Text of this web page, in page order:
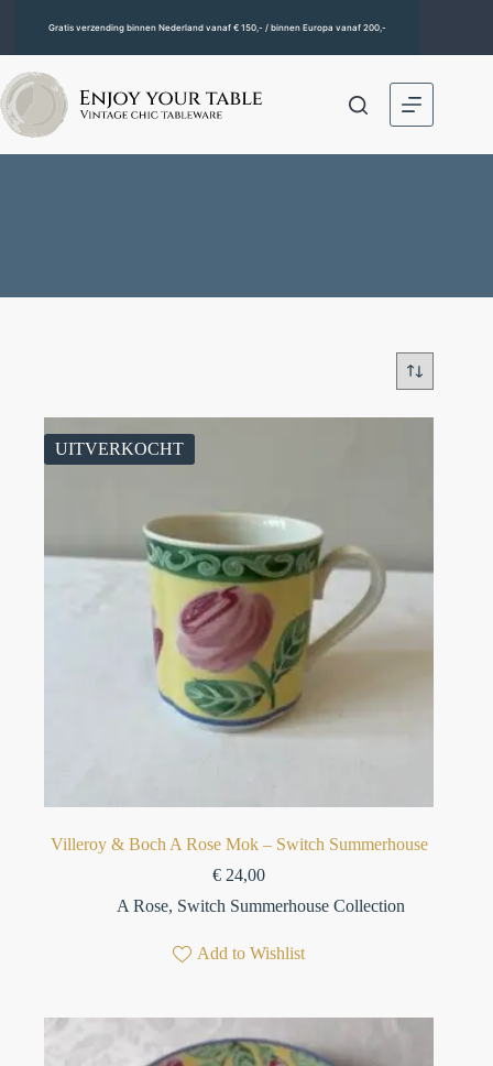
Gratis verzending binnen Nederland vanaf € 150,- / binnen Europa vanaf 200,-
UITVERKOCHT
Villeroy & Boch A Rose Mok – Switch Summerhouse
€ 24,00
A Rose, Switch Summerhouse Collection
Add to Wishlist